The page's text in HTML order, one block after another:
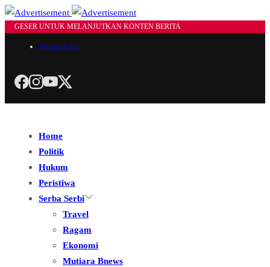
GESER UNTUK MELANJUTKAN KONTEN BERITA
Tentang Kami
Home
Politik
Hukum
Peristiwa
Serba Serbi
Travel
Ragam
Ekonomi
Mutiara Bnews